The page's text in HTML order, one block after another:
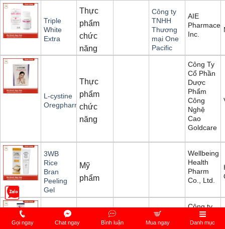
Triple
White
Extra
Thực
phẩm
chức
năng
Công ty
TNHH
Thương
mại One
Pacific
AIE
Inc.
L-cystine
Oregpharm
Thực
phẩm
chức
năng
Công Ty
Cổ Phần
Dược
Phẩm
Công
Nghệ
Cao
Goldcare
3WB
Rice
Bran
Peeling
Gel
Mỹ
phẩm
Wellbeing
Health
Pharm
Co., Ltd.
Công ty
TNHH
Dược Mỹ
Gọi ngay Chat ngay Bình luận Mua ngay Danh mục